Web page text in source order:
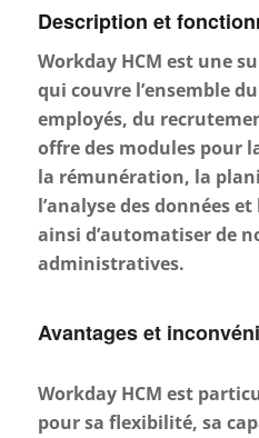
Description et
Workday HCM est une
qui couvre l’ensemble
employés, du
offre des modules pour
la rémunération, la
l’analyse des données
ainsi d’automatiser de
administratives.
Avantages et
Workday HCM est
pour sa flexibilité, sa